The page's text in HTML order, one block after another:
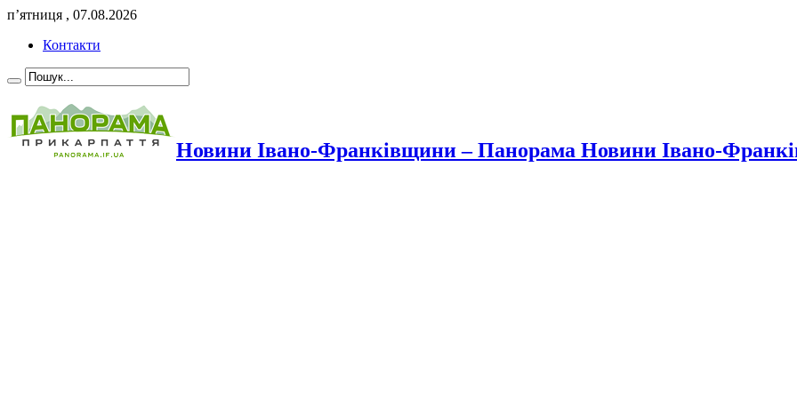
п’ятниця , 07.08.2026
Контакти
Новини Івано-Франківщини – Панорама Новини Івано-